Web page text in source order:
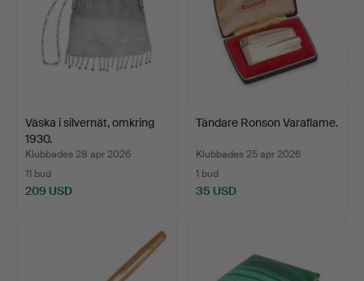
Väska i silvernät, omkring
1930.
Klubbades 28 apr 2026
11 bud
209 USD
Tändare Ronson Varaflame.
Klubbades 25 apr 2026
1 bud
35 USD